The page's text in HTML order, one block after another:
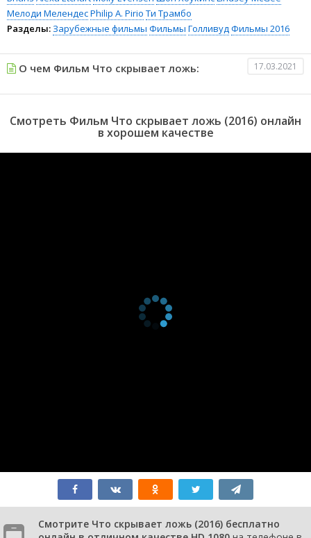
Мелоди МелендесPhilip A. Pirio Ти Трамбо
Разделы: Зарубежные фильмы Фильмы ГолливудФильмы 2016
О чем Фильм Что скрывает ложь: 17.03.2021
Смотреть Фильм Что скрывает ложь (2016) онлайн
в хорошем качестве
Смотрите Что скрывает ложь (2016) бесплатно